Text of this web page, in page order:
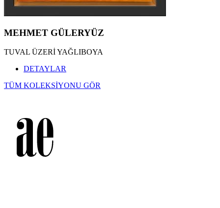
MEHMET GÜLERYÜZ
TUVAL ÜZERİ YAĞLIBOYA
DETAYLAR
TÜM KOLEKSİYONU GÖR